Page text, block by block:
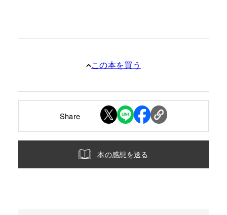
この本を買う
Share
本の感想を送る